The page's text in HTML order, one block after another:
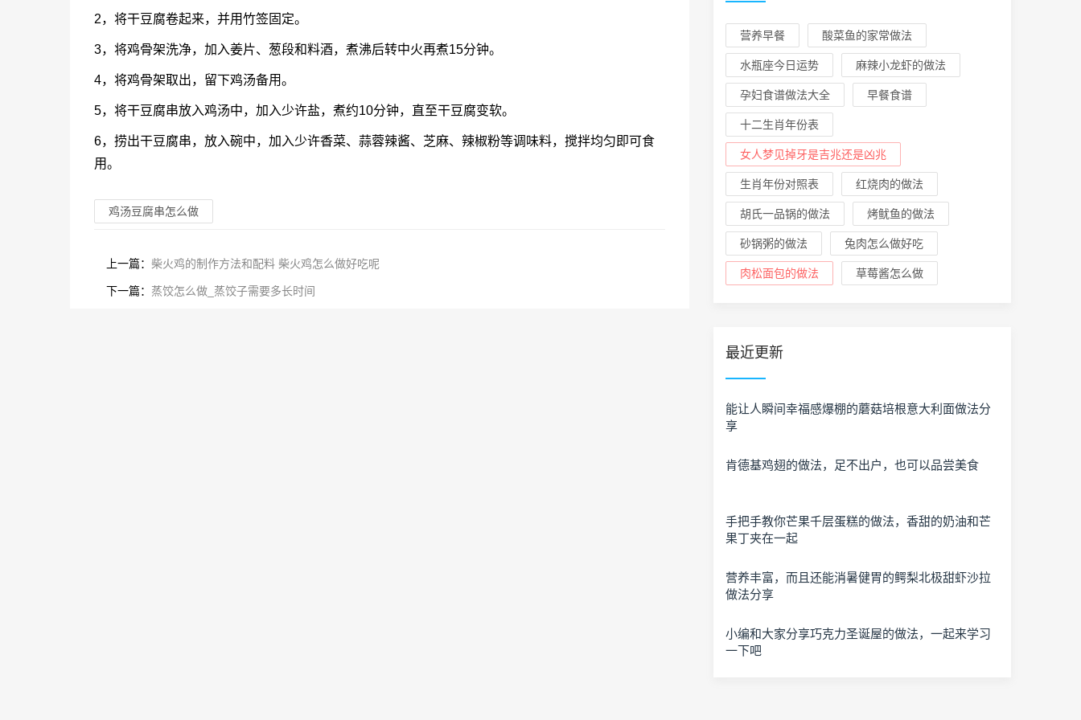
2，将干豆腐卷起来，并用竹签固定。
3，将鸡骨架洗净，加入姜片、葱段和料酒，煮沸后转中火再煮15分钟。
4，将鸡骨架取出，留下鸡汤备用。
5，将干豆腐串放入鸡汤中，加入少许盐，煮约10分钟，直至干豆腐变软。
6，捞出干豆腐串，放入碗中，加入少许香菜、蒜蓉辣酱、芝麻、辣椒粉等调味料，搅拌均匀即可食
用。
鸡汤豆腐串怎么做
上一篇： 柴火鸡的制作方法和配料 柴火鸡怎么做好吃呢
下一篇： 蒸饺怎么做_蒸饺子需要多长时间
营养早餐 酸菜鱼的家常做法
水瓶座今日运势 麻辣小龙虾的做法
孕妇食谱做法大全 早餐食谱
十二生肖年份表
女人梦见掉牙是吉兆还是凶兆
生肖年份对照表 红烧肉的做法
胡氏一品锅的做法 烤鱿鱼的做法
砂锅粥的做法 兔肉怎么做好吃
肉松面包的做法 草莓酱怎么做
最近更新
能让人瞬间幸福感爆棚的蘑菇培根意大利面做法分
享
肯德基鸡翅的做法，足不出户，也可以品尝美食
手把手教你芒果千层蛋糕的做法，香甜的奶油和芒
果丁夹在一起
营养丰富，而且还能消暑健胃的鳄梨北极甜虾沙拉
做法分享
小编和大家分享巧克力圣诞屋的做法，一起来学习
一下吧